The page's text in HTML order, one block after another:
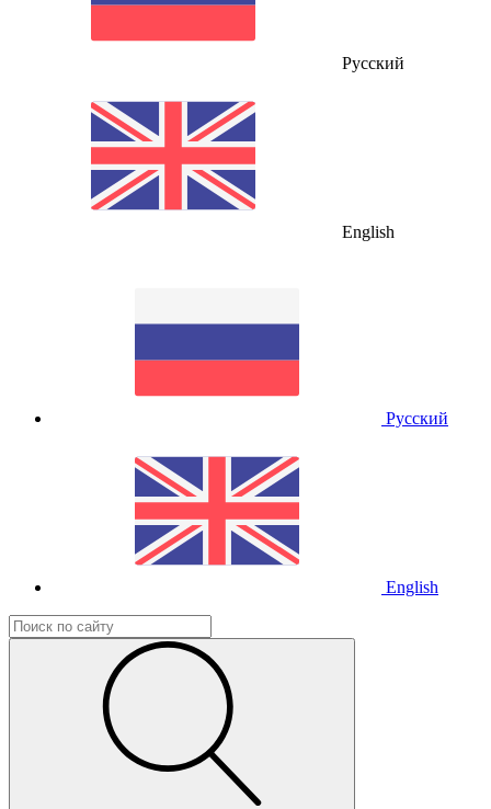
Русский
English
Русский
English